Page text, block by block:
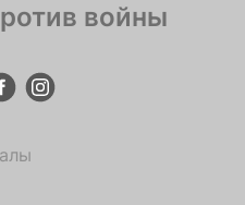
войны